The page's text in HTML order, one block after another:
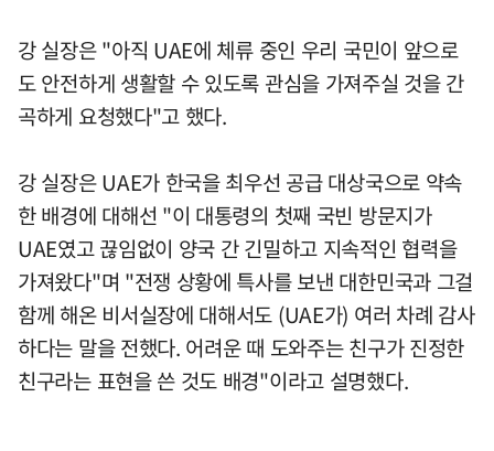
강 실장은 "아직 UAE에 체류 중인 우리 국민이 앞으로
도 안전하게 생활할 수 있도록 관심을 가져주실 것을 간
곡하게 요청했다"고 했다.
강 실장은 UAE가 한국을 최우선 공급 대상국으로 약속
한 배경에 대해선 "이 대통령의 첫째 국빈 방문지가
UAE였고 끊임없이 양국 간 긴밀하고 지속적인 협력을
가져왔다"며 "전쟁 상황에 특사를 보낸 대한민국과 그걸
함께 해온 비서실장에 대해서도 (UAE가) 여러 차례 감사
하다는 말을 전했다. 어려운 때 도와주는 친구가 진정한
친구라는 표현을 쓴 것도 배경"이라고 설명했다.